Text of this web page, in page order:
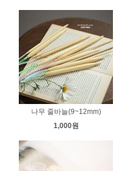
나무 줄바늘(9~12mm)
1,000원